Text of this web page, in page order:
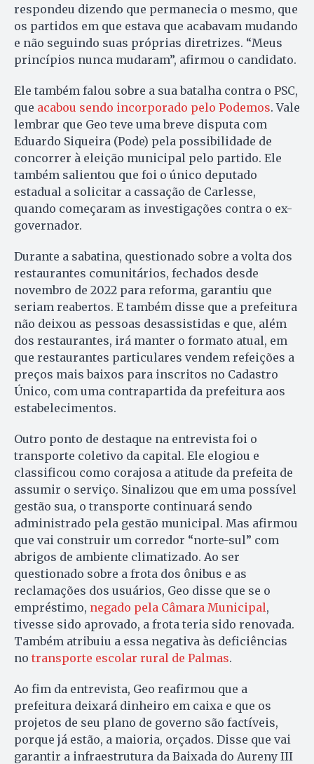
respondeu dizendo que permanecia o mesmo, que
os partidos em que estava que acabavam mudando
e não seguindo suas próprias diretrizes. “Meus
princípios nunca mudaram”, afirmou o candidato.
Ele também falou sobre a sua batalha contra o PSC,
que acabou sendo incorporado pelo Podemos. Vale
lembrar que Geo teve uma breve disputa com
Eduardo Siqueira (Pode) pela possibilidade de
concorrer à eleição municipal pelo partido. Ele
também salientou que foi o único deputado
estadual a solicitar a cassação de Carlesse,
quando começaram as investigações contra o ex-
governador.
Durante a sabatina, questionado sobre a volta dos
restaurantes comunitários, fechados desde
novembro de 2022 para reforma, garantiu que
seriam reabertos. E também disse que a prefeitura
não deixou as pessoas desassistidas e que, além
dos restaurantes, irá manter o formato atual, em
que restaurantes particulares vendem refeições a
preços mais baixos para inscritos no Cadastro
Único, com uma contrapartida da prefeitura aos
estabelecimentos.
Outro ponto de destaque na entrevista foi o
transporte coletivo da capital. Ele elogiou e
classificou como corajosa a atitude da prefeita de
assumir o serviço. Sinalizou que em uma possível
gestão sua, o transporte continuará sendo
administrado pela gestão municipal. Mas afirmou
que vai construir um corredor “norte-sul” com
abrigos de ambiente climatizado. Ao ser
questionado sobre a frota dos ônibus e as
reclamações dos usuários, Geo disse que se o
empréstimo, negado pela Câmara Municipal,
tivesse sido aprovado, a frota teria sido renovada.
Também atribuiu a essa negativa às deficiências
no transporte escolar rural de Palmas.
Ao fim da entrevista, Geo reafirmou que a
prefeitura deixará dinheiro em caixa e que os
projetos de seu plano de governo são factíveis,
porque já estão, a maioria, orçados. Disse que vai
garantir a infraestrutura da Baixada do Aureny III